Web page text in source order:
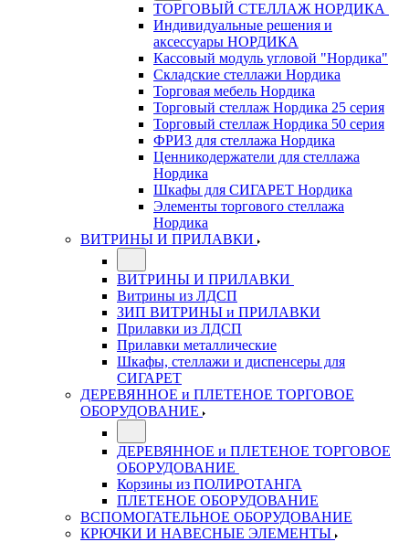
ТОРГОВЫЙ СТЕЛЛАЖ НОРДИКА
Индивидуальные решения и
аксессуары НОРДИКА
Кассовый модуль угловой "Нордика"
Складские стеллажи Нордика
Торговая мебель Нордика
Торговый стеллаж Нордика 25 серия
Торговый стеллаж Нордика 50 серия
ФРИЗ для стеллажа Нордика
Ценникодержатели для стеллажа
Нордика
Шкафы для СИГАРЕТ Нордика
Элементы торгового стеллажа
Нордика
ВИТРИНЫ И ПРИЛАВКИ
ВИТРИНЫ И ПРИЛАВКИ
Витрины из ЛДСП
ЗИП ВИТРИНЫ и ПРИЛАВКИ
Прилавки из ЛДСП
Прилавки металлические
Шкафы, стеллажи и диспенсеры для
СИГАРЕТ
ДЕРЕВЯННОЕ и ПЛЕТЕНОЕ ТОРГОВОЕ
ОБОРУДОВАНИЕ
ДЕРЕВЯННОЕ и ПЛЕТЕНОЕ ТОРГОВОЕ
ОБОРУДОВАНИЕ
Корзины из ПОЛИРОТАНГА
ПЛЕТЕНОЕ ОБОРУДОВАНИЕ
ВСПОМОГАТЕЛЬНОЕ ОБОРУДОВАНИЕ
КРЮЧКИ И НАВЕСНЫЕ ЭЛЕМЕНТЫ